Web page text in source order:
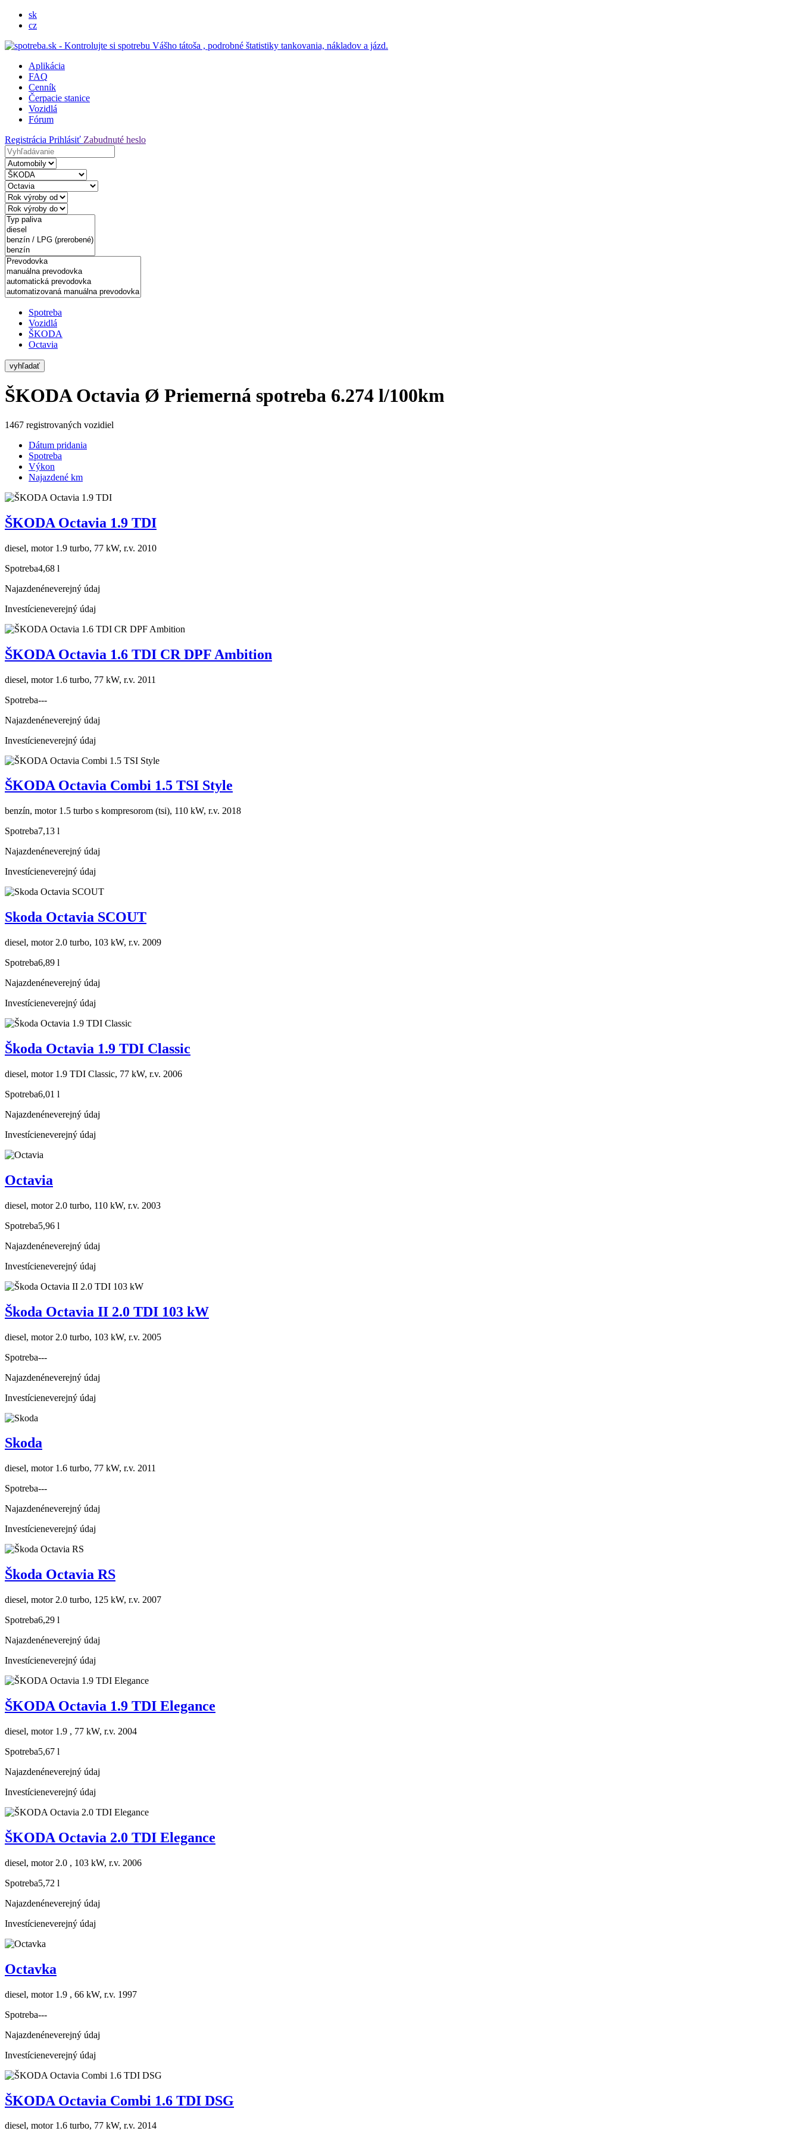
sk
cz
Aplikácia
FAQ
Cenník
Čerpacie stanice
Vozidlá
Fórum
Registrácia Prihlásiť Zabudnuté heslo
Spotreba
Vozidlá
ŠKODA
Octavia
vyhľadať
ŠKODA Octavia Ø Priemerná spotreba 6.274 l/100km
1467 registrovaných vozidiel
Dátum pridania
Spotreba
Výkon
Najazdené km
ŠKODA Octavia 1.9 TDI
diesel, motor 1.9 turbo, 77 kW, r.v. 2010
Spotreba4,68 l
Najazdenéneverejný údaj
Investícieneverejný údaj
ŠKODA Octavia 1.6 TDI CR DPF Ambition
diesel, motor 1.6 turbo, 77 kW, r.v. 2011
Spotreba---
Najazdenéneverejný údaj
Investícieneverejný údaj
ŠKODA Octavia Combi 1.5 TSI Style
benzín, motor 1.5 turbo s kompresorom (tsi), 110 kW, r.v. 2018
Spotreba7,13 l
Najazdenéneverejný údaj
Investícieneverejný údaj
Skoda Octavia SCOUT
diesel, motor 2.0 turbo, 103 kW, r.v. 2009
Spotreba6,89 l
Najazdenéneverejný údaj
Investícieneverejný údaj
Škoda Octavia 1.9 TDI Classic
diesel, motor 1.9 TDI Classic, 77 kW, r.v. 2006
Spotreba6,01 l
Najazdenéneverejný údaj
Investícieneverejný údaj
Octavia
diesel, motor 2.0 turbo, 110 kW, r.v. 2003
Spotreba5,96 l
Najazdenéneverejný údaj
Investícieneverejný údaj
Škoda Octavia II 2.0 TDI 103 kW
diesel, motor 2.0 turbo, 103 kW, r.v. 2005
Spotreba---
Najazdenéneverejný údaj
Investícieneverejný údaj
Skoda
diesel, motor 1.6 turbo, 77 kW, r.v. 2011
Spotreba---
Najazdenéneverejný údaj
Investícieneverejný údaj
Škoda Octavia RS
diesel, motor 2.0 turbo, 125 kW, r.v. 2007
Spotreba6,29 l
Najazdenéneverejný údaj
Investícieneverejný údaj
ŠKODA Octavia 1.9 TDI Elegance
diesel, motor 1.9 , 77 kW, r.v. 2004
Spotreba5,67 l
Najazdenéneverejný údaj
Investícieneverejný údaj
ŠKODA Octavia 2.0 TDI Elegance
diesel, motor 2.0 , 103 kW, r.v. 2006
Spotreba5,72 l
Najazdenéneverejný údaj
Investícieneverejný údaj
Octavka
diesel, motor 1.9 , 66 kW, r.v. 1997
Spotreba---
Najazdenéneverejný údaj
Investícieneverejný údaj
ŠKODA Octavia Combi 1.6 TDI DSG
diesel, motor 1.6 turbo, 77 kW, r.v. 2014